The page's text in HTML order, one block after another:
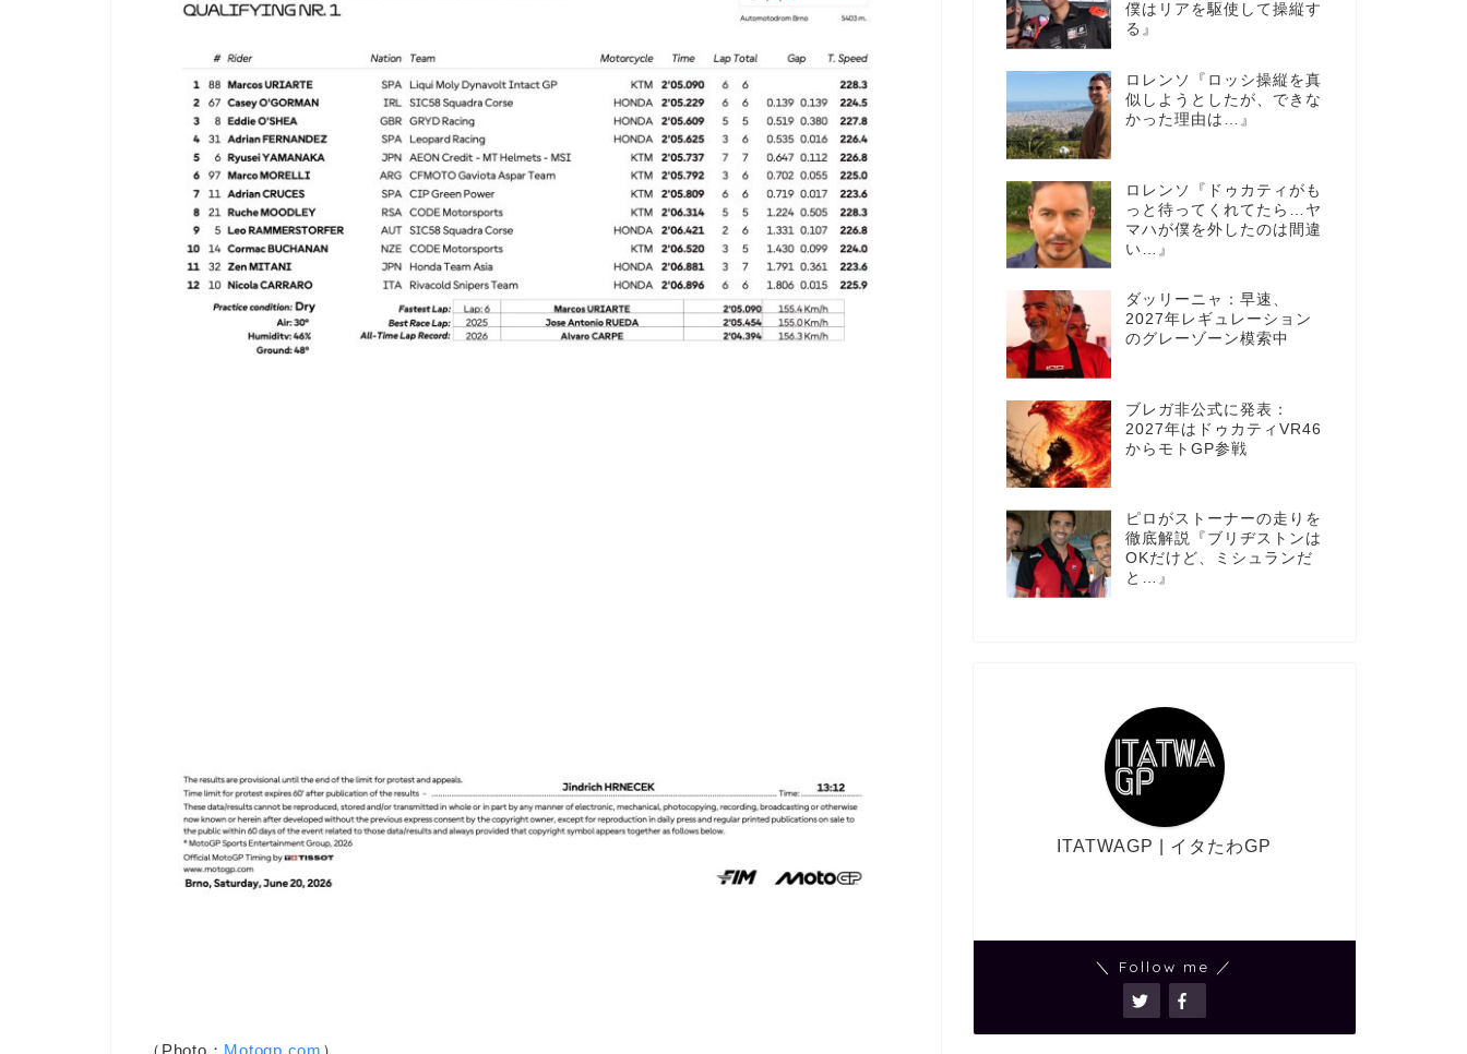
（Photo： Motogp.com ）
僕はリアを駆使して操縦す
る』
ロレンソ『ロッシ操縦を真
似しようとしたが、できな
かった理由は…』
ロレンソ『ドゥカティがも
っと待ってくれてたら…ヤ
マハが僕を外したのは間違
い…』
ダッリーニャ：早速、
2027年レギュレーション
のグレーゾーン模索中
ブレガ非公式に発表：
2027年はドゥカティVR46
からモトGP参戦
ピロがストーナーの走りを
徹底解説『ブリヂストンは
OKだけど、ミシュランだ
と…』
ITATWAGP | イタたわGP
＼ Follow me ／